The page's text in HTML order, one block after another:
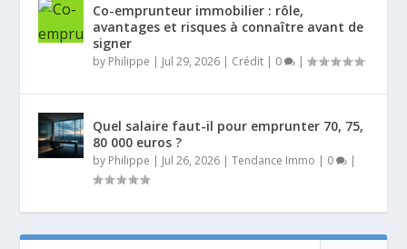
Co-emprunteur immobilier : rôle,
avantages et risques à connaître avant de
signer
by Philippe | Jul 29, 2026 | Crédit | 0 |
Quel salaire faut-il pour emprunter 70, 75,
80 000 euros ?
by Philippe | Jul 26, 2026 |Tendance Immo | 0 |